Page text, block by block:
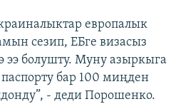
европалык
cезип, ЕБге визасыз
ээ болушту. Муну азыркыга
бар 100 миңден
- деди Порошенко.